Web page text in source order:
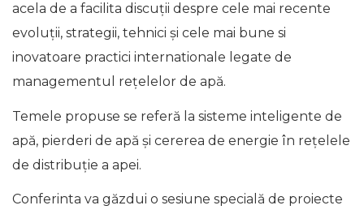
acela de a facilita discuţii despre cele mai recente
evoluţii, strategii, tehnici şi cele mai bune si
inovatoare practici internationale legate de
managementul reţelelor de apă.
Temele propuse se referă la sisteme inteligente de
apă, pierderi de apă și cererea de energie în rețelele
de distribuție a apei.
Conferinta va găzdui o sesiune specială de proiecte